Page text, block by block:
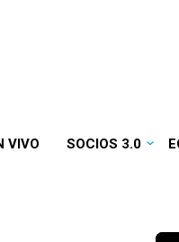
VIVO SOCIOS 3.0